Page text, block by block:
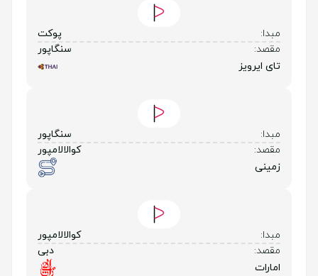
مبدا:
پوکت
مقصد:
سنگاپور
تای ایرویز
مبدا:
سنگاپور
مقصد:
کوالالامپور
زمینی
مبدا:
کوالالامپور
مقصد:
دبی
امارات